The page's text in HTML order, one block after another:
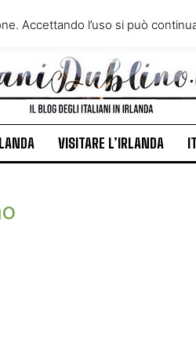
VIVERE IN
ITALIANI IN
VISITARE L’IRLANDA
Accettando l’uso si può